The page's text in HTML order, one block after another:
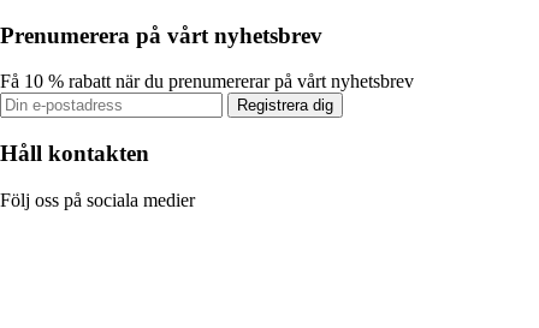
Prenumerera på vårt nyhetsbrev
Få 10 % rabatt när du prenumererar på vårt nyhetsbrev
Registrera dig
Håll kontakten
Följ oss på sociala medier